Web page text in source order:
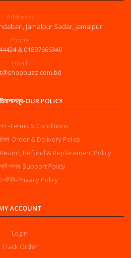
Address:
Jamalpur Sadar, Jamalpur.
Phone:
& 01897666340
Email:
OUR POLICY
-Terms & Conditions
পলিসি-Order & Delivery Policy
পলিসি-Return, Refund & Replacement Policy
পলিসি-Support Policy
পলিসি-Privacy Policy
ACCOUNT
Login
Track Order